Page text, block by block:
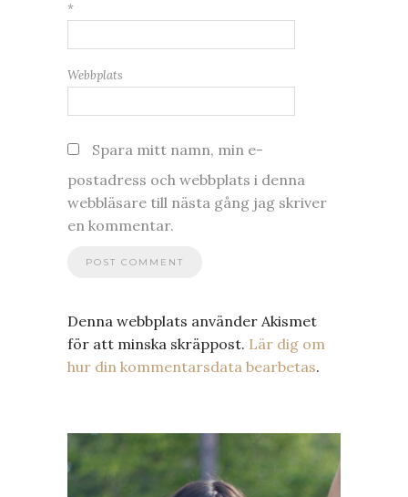
*
Webbplats
Spara mitt namn, min e-
postadress och webbplats i denna
webbläsare till nästa gång jag skriver
en kommentar.
Denna webbplats använder Akismet
för att minska skräppost. Lär dig om
hur din kommentarsdata bearbetas.